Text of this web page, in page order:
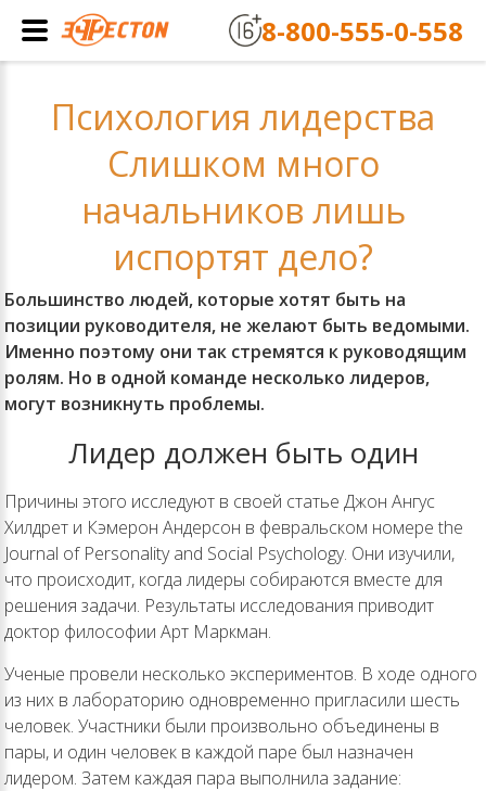
Психология лидерства
Слишком много
начальников лишь
испортят дело?
Большинство людей, которые хотят быть на
позиции руководителя, не желают быть ведомыми.
Именно поэтому они так стремятся к руководящим
ролям. Но в одной команде несколько лидеров,
могут возникнуть проблемы.
Лидер должен быть один
Причины этого исследуют в своей статье Джон Ангус
Хилдрет и Кэмерон Андерсон в февральском номере the
Journal of Personality and Social Psychology. Они изучили,
что происходит, когда лидеры собираются вместе для
решения задачи. Результаты исследования приводит
доктор философии Арт Маркман.
Ученые провели несколько экспериментов. В ходе одного
из них в лабораторию одновременно пригласили шесть
человек. Участники были произвольно объединены в
пары, и один человек в каждой паре был назначен
лидером. Затем каждая пара выполнила задание:
8-800-555-0-558